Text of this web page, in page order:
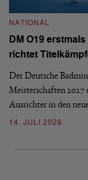
NATIONAL
DM O19
richtet
Der Deutsche
Meisterschaften 2027
Ausrichter in den
14. JULI 2026